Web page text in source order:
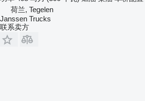
荷兰, Tegelen
Janssen Trucks
联系卖方